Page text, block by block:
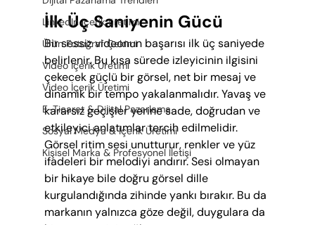
LinkedIn içerik üretimi
Ürün Fotoğraf Çekimi
Video İçerik Üretimi
Video İçerik Üretimi
E-Ticaret & Dijital Pazarlama
Sosyal Medya & İçerik Üretimi
Kişisel Marka & Profesyonel İletişi
İlk Üç Saniyenin Gücü
Bir sessiz videonun başarısı ilk üç saniyede
belirlenir. Bu kısa sürede izleyicinin ilgisini
çekecek güçlü bir görsel, net bir mesaj ve
dinamik bir tempo yakalanmalıdır. Yavaş ve
kararsız geçişler yerine sade, doğrudan ve
etkileyici anlatımlar tercih edilmelidir.
Görsel ritim sesi unutturur, renkler ve yüz
ifadeleri bir melodiyi andırır. Sesi olmayan
bir hikaye bile doğru görsel dille
kurgulandığında zihinde yankı bırakır. Bu da
markanın yalnızca göze değil, duygulara da